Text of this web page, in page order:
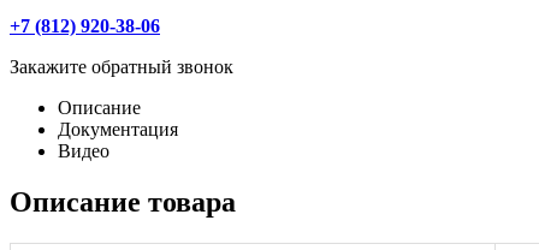
+7 (812) 920-38-06
Закажите обратный звонок
Описание
Документация
Видео
Описание товара